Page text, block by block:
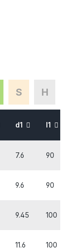
S H
d1 l1
7.6 90
9.6 90
9.45 100
11.6 100